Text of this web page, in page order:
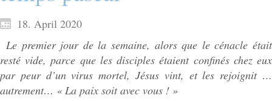
18. April 2020
Le premier jour de la semaine, alors que le cénacle était
resté vide, parce que les disciples étaient confinés chez eux
par peur d’un virus mortel, Jésus vint, et les rejoignit …
autrement… « La paix soit avec vous ! »